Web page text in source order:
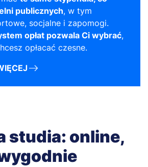
publicznych, w tym
socjalne i zapomogi.
opłat pozwala Ci wybrać,
opłacać czesne.
studia: online,